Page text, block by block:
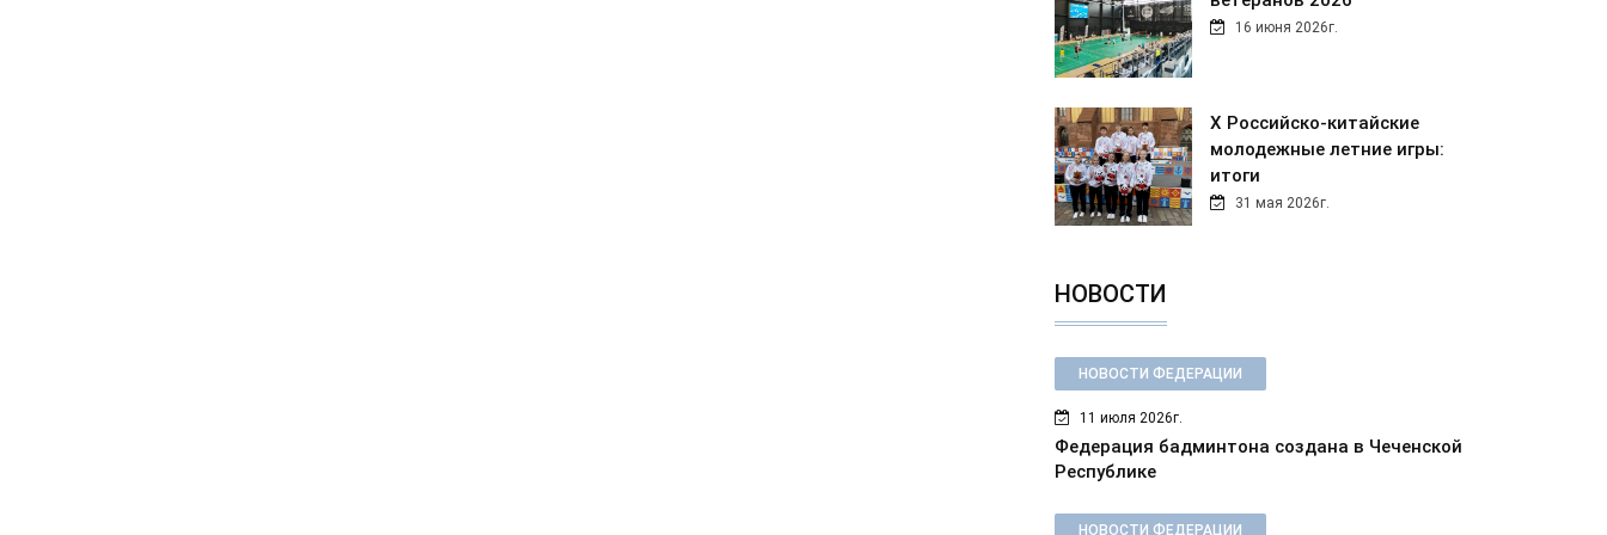
16 июня 2026г.
Х Российско-китайские
молодежные летние игры:
итоги
31 мая 2026г.
НОВОСТИ
НОВОСТИ ФЕДЕРАЦИИ
11 июля 2026г.
Федерация бадминтона создана в Чеченской
Республике
НОВОСТИ ФЕДЕРАЦИИ